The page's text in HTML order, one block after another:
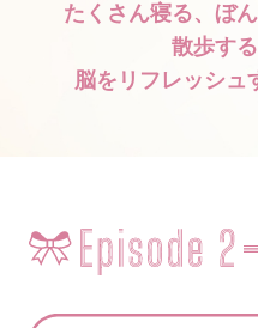
たくさん寝る、ぼ
散歩す
脳をリフレッシュ